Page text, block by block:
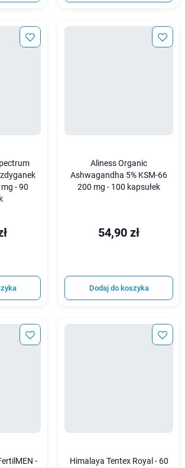
- 90
Aliness Organic
Ashwagandha 5% KSM-66
200 mg - 100 kapsułek
54,90 zł
Dodaj do koszyka
-
Himalaya Tentex Royal - 60